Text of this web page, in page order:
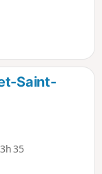
Saint-
3h 35